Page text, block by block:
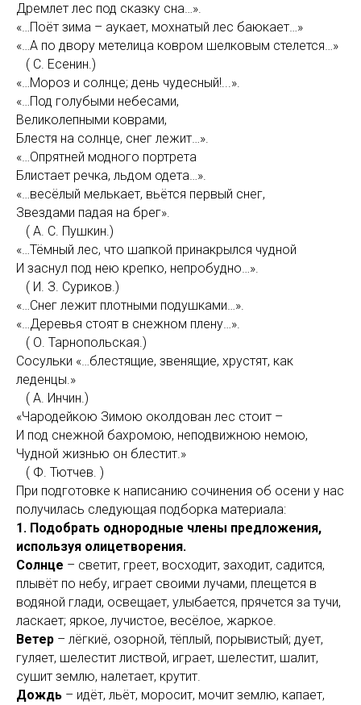
Дремлет лес под сказку сна…».
«…Поёт зима – аукает, мохнатый лес баюкает…»
«…А по двору метелица ковром шелковым стелется…»
( С. Есенин.)
«…Мороз и солнце; день чудесный!...».
«…Под голубыми небесами,
Великолепными коврами,
Блестя на солнце, снег лежит…».
«…Опрятней модного портрета
Блистает речка, льдом одета…».
«…весёлый мелькает, вьётся первый снег,
Звездами падая на брег».
( А. С. Пушкин.)
«…Тёмный лес, что шапкой принакрылся чудной
И заснул под нею крепко, непробудно…».
( И. З. Суриков.)
«…Снег лежит плотными подушками…».
«…Деревья стоят в снежном плену…».
( О. Тарнопольская.)
Сосульки «…блестящие, звенящие, хрустят, как
леденцы.»
( А. Инчин.)
«Чародейкою Зимою околдован лес стоит –
И под снежной бахромою, неподвижною немою,
Чудной жизнью он блестит.»
( Ф. Тютчев. )
При подготовке к написанию сочинения об осени у нас
получилась следующая подборка материала:
1. Подобрать однородные члены предложения,
используя олицетворения.
Солнце – светит, греет, восходит, заходит, садится,
плывёт по небу, играет своими лучами, плещется в
водяной глади, освещает, улыбается, прячется за тучи,
ласкает; яркое, лучистое, весёлое, жаркое.
Ветер – лёгкиё, озорной, тёплый, порывистый; дует,
гуляет, шелестит листвой, играет, шелестит, шалит,
сушит землю, налетает, крутит.
Дождь – идёт, льёт, моросит, мочит землю, капает,